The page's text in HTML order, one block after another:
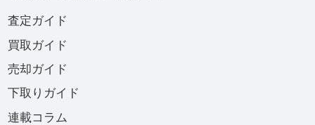
査定ガイド
買取ガイド
売却ガイド
下取りガイド
連載コラム